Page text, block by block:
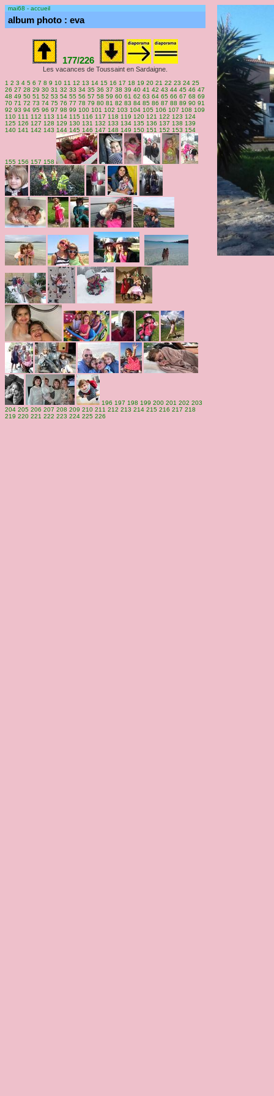
mai68 - accueil
album photo : eva
177/226
Les vacances de Toussaint en Sardaigne.
1 2 3 4 5 6 7 8 9 10 11 12 13 14 15 16 17 18 19 20 21 22 23 24 25
26 27 28 29 30 31 32 33 34 35 36 37 38 39 40 41 42 43 44 45 46 47
48 49 50 51 52 53 54 55 56 57 58 59 60 61 62 63 64 65 66 67 68 69
70 71 72 73 74 75 76 77 78 79 80 81 82 83 84 85 86 87 88 89 90 91
92 93 94 95 96 97 98 99 100 101 102 103 104 105 106 107 108 109
110 111 112 113 114 115 116 117 118 119 120 121 122 123 124
125 126 127 128 129 130 131 132 133 134 135 136 137 138 139
140 141 142 143 144 145 146 147 148 149 150 151 152 153 154
155 156 157 158
196 197 198 199 200 201 202 203
204 205 206 207 208 209 210 211 212 213 214 215 216 217 218
219 220 221 222 223 224 225 226